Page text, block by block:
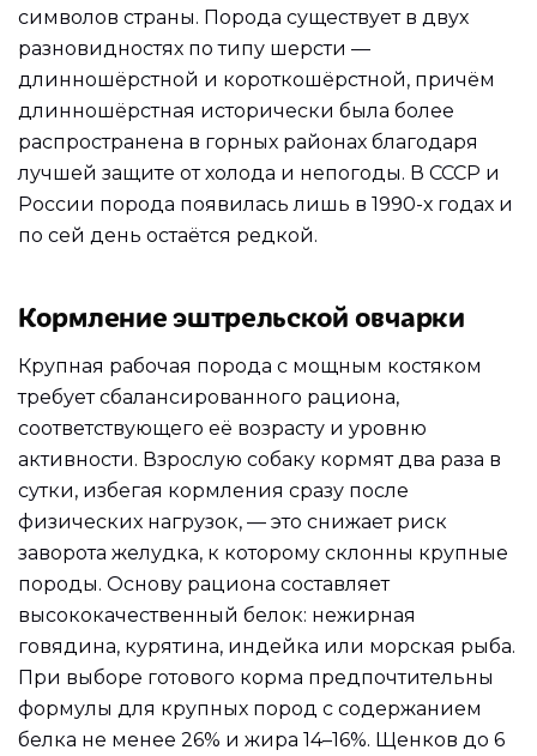
символов страны. Порода существует в двух
разновидностях по типу шерсти —
длинношёрстной и короткошёрстной, причём
длинношёрстная исторически была более
распространена в горных районах благодаря
лучшей защите от холода и непогоды. В СССР и
России порода появилась лишь в 1990-х годах и
по сей день остаётся редкой.
Кормление эштрельской овчарки
Крупная рабочая порода с мощным костяком
требует сбалансированного рациона,
соответствующего её возрасту и уровню
активности. Взрослую собаку кормят два раза в
сутки, избегая кормления сразу после
физических нагрузок, — это снижает риск
заворота желудка, к которому склонны крупные
породы. Основу рациона составляет
высококачественный белок: нежирная
говядина, курятина, индейка или морская рыба.
При выборе готового корма предпочтительны
формулы для крупных пород с содержанием
белка не менее 26% и жира 14–16%. Щенков до 6